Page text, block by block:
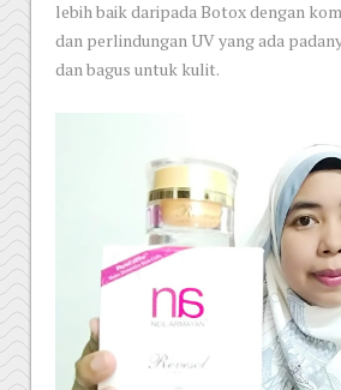
lebih baik daripada Botox dengan
dan perlindungan UV yang ada
dan bagus untuk kulit.